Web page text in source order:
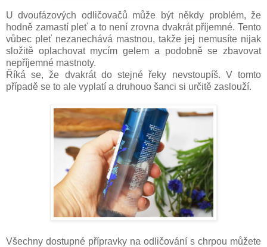
U dvoufázových odličovačů může být někdy problém, že
hodně zamastí pleť a to není zrovna dvakrát příjemné. Tento
vůbec pleť nezanechává mastnou, takže jej nemusíte nijak
složitě oplachovat mycím gelem a podobně se zbavovat
nepříjemné mastnoty.
Říká se, že dvakrát do stejné řeky nevstoupíš. V tomto
případě se to ale vyplatí a druhouo šanci si určitě zaslouží.
Všechny dostupné přípravky na odličování s chrpou můžete